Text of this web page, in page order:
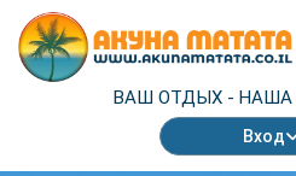
ВАШ ОТДЫХ - НАША
Вход